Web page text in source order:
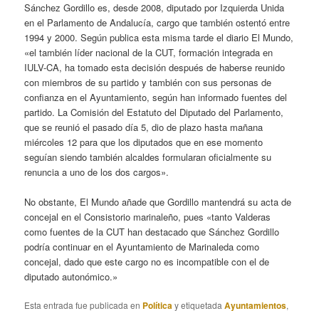
Sánchez Gordillo es, desde 2008, diputado por Izquierda Unida
en el Parlamento de Andalucía, cargo que también ostentó entre
1994 y 2000. Según publica esta misma tarde el diario El Mundo,
«el también líder nacional de la CUT, formación integrada en
IULV-CA, ha tomado esta decisión después de haberse reunido
con miembros de su partido y también con sus personas de
confianza en el Ayuntamiento, según han informado fuentes del
partido. La Comisión del Estatuto del Diputado del Parlamento,
que se reunió el pasado día 5, dio de plazo hasta mañana
miércoles 12 para que los diputados que en ese momento
seguían siendo también alcaldes formularan oficialmente su
renuncia a uno de los dos cargos».
No obstante, El Mundo añade que Gordillo mantendrá su acta de
concejal en el Consistorio marinaleño, pues «tanto Valderas
como fuentes de la CUT han destacado que Sánchez Gordillo
podría continuar en el Ayuntamiento de Marinaleda como
concejal, dado que este cargo no es incompatible con el de
diputado autonómico.»
Esta entrada fue publicada en Políticay etiquetadaAyuntamientos,